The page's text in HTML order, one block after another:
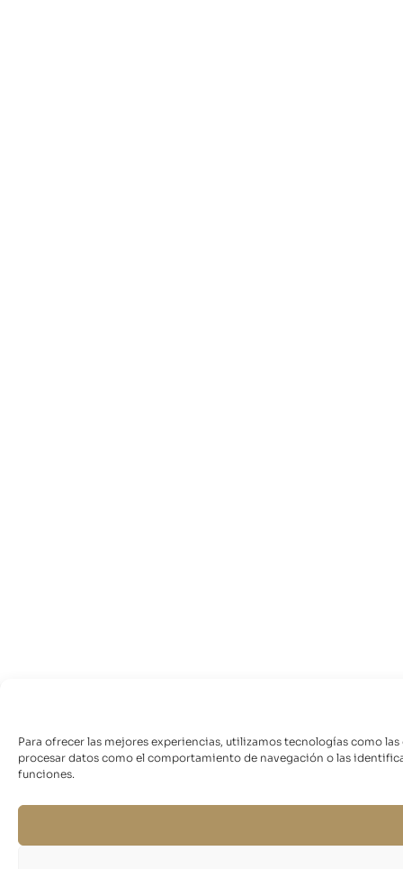
Para ofrecer las mejores experiencias, utilizamos tecnologías como
procesar datos como el comportamiento de navegación o las
funciones.